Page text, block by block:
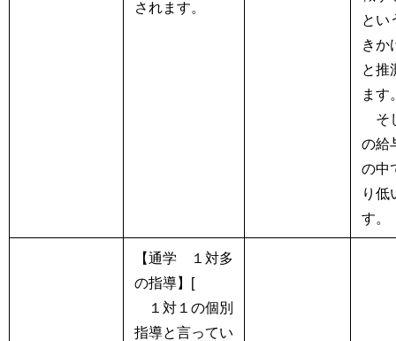
されます。
とい
きか
と推
ます
そ
の給
の中
り低
す。
【通学 １対多
の指導】[
１対１の個別
指導と言ってい